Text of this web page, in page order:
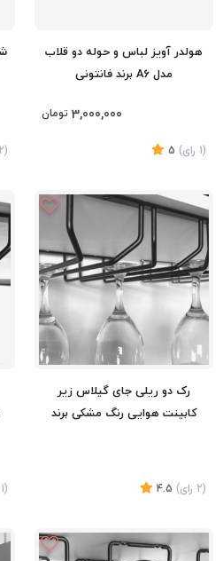
هولدر آویز لباس و حوله دو قلاب
مدل A6 برند فانتونی
3,000,000 تومان
(1 رای)
5
(2
رک دو ریلی جای گیلاس زیر
کابینت هوایی رنگ مشکی برند
(2 رای)
4.5
(1